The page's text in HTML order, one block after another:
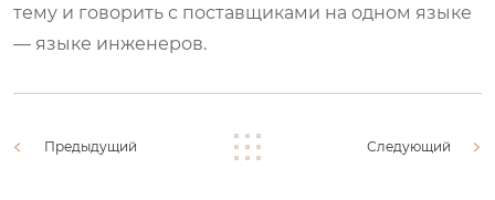
тему и говорить с поставщиками на одном языке
— языке инженеров.
Предыдущий Следующий